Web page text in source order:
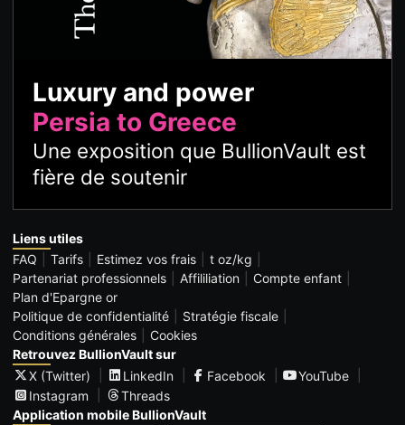
Luxury and power
Persia to Greece
Une exposition que BullionVault est
fière de soutenir
Liens utiles
FAQ
Tarifs Estimez vos frais
t oz/kg
Partenariat professionnels
Affililiation
Compte enfant
Plan d'Epargne or
Politique de confidentialité
Stratégie fiscale
Conditions générales
Cookies
Retrouvez BullionVault sur
X (Twitter)
LinkedIn Facebook
YouTube
Instagram
Threads
Application mobile BullionVault